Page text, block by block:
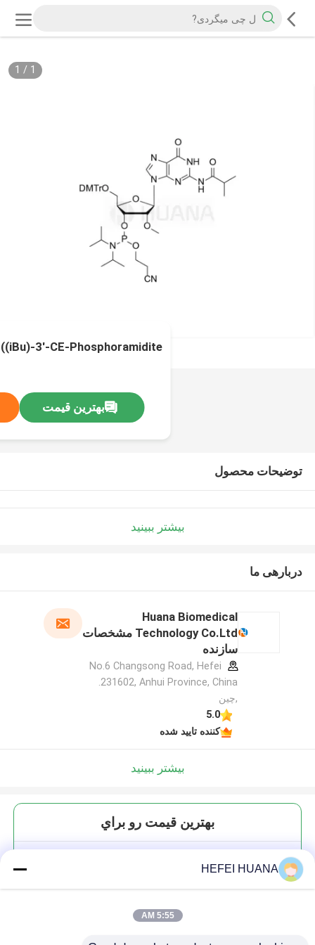
1
/
1
3'-CE-Phosphoramidite
بهترین قیمت
توضیحات محصول
بیشتر ببینید
دربارهی ما
Huana Biomedical
Technology Co.Ltd مشخصات
سازنده
No.6 Changsong Road, Hefei
,چین
5.0
کننده تایید شده
بیشتر ببینید
بهترين قيمت رو براي
HEFEI HUANA
5:55 AM